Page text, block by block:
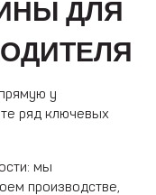
ДЛЯ
у
ряд ключевых
мы
производстве,